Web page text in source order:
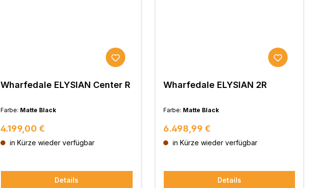
Wharfedale ELYSIAN Center R
Farbe: Matte Black
Regulärer Preis:
4.199,00 €
in Kürze wieder verfügbar
Details
Wharfedale ELYSIAN 2R
Farbe: Matte Black
Regulärer Preis:
6.498,99 €
in Kürze wieder verfügbar
Details